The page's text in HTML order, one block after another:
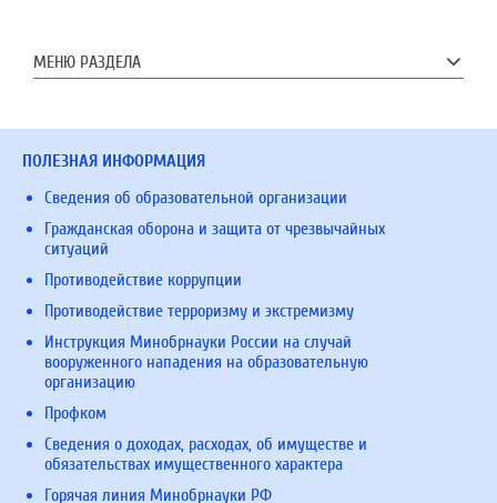
МЕНЮ РАЗДЕЛА
ПОЛЕЗНАЯ ИНФОРМАЦИЯ
Сведения об образовательной организации
Гражданская оборона и защита от чрезвычайных
ситуаций
Противодействие коррупции
Противодействие терроризму и экстремизму
Инструкция Минобрнауки России на случай
вооруженного нападения на образовательную
организацию
Профком
Сведения о доходах, расходах, об имуществе и
обязательствах имущественного характера
Горячая линия Минобрнауки РФ